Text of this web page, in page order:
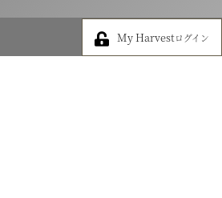
My Harvestログイン